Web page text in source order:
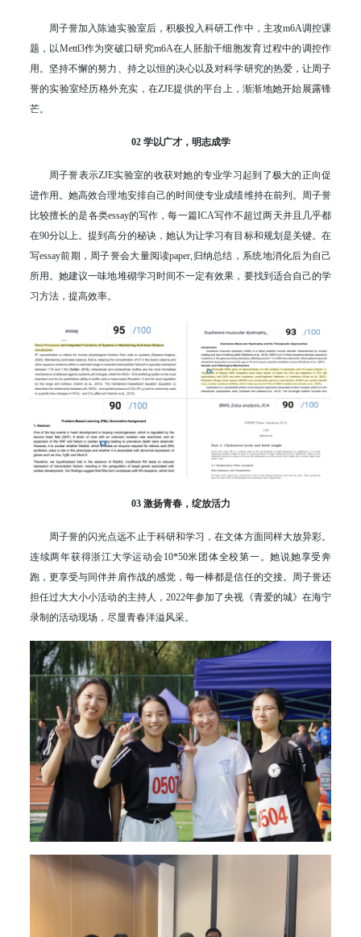
周子誉加入陈迪实验室后，积极投入科研工作中，主攻m6A调控课
题，以Mettl3作为突破口研究m6A在人胚胎干细胞发育过程中的调控作
用。坚持不懈的努力、持之以恒的决心以及对科学研究的热爱，让周子
誉的实验室经历格外充实，在ZJE提供的平台上，渐渐地她开始展露锋
芒。
02 学以广才，明志成学
周子誉表示ZJE实验室的收获对她的专业学习起到了极大的正向促
进作用。她高效合理地安排自己的时间使专业成绩维持在前列。周子誉
比较擅长的是各类essay的写作，每一篇ICA写作不超过两天并且几乎都
在90分以上。提到高分的秘诀，她认为让学习有目标和规划是关键。在
写essay前期，周子誉会大量阅读paper,归纳总结，系统地消化后为自己
所用。她建议一味地堆砌学习时间不一定有效果，要找到适合自己的学
习方法，提高效率。
03 激扬青春，绽放活力
周子誉的闪光点远不止于科研和学习，在文体方面同样大放异彩。
连续两年获得浙江大学运动会10*50米团体全校第一。她说她享受奔
跑，更享受与同伴并肩作战的感觉，每一棒都是信任的交接。周子誉还
担任过大大小小活动的主持人，2022年参加了央视《青爱的城》在海宁
录制的活动现场，尽显青春洋溢风采。